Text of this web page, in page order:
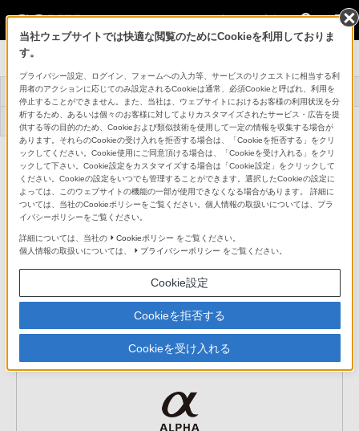
法人のお客様
[法人向け] カメラ
トップ おすすめ商品 導入事例 選べるサポート
お役立ち情報 お問い合わせ
当社ウェブサイトでは快適な閲覧のためにCookieを利用しておりま
す。
プライバシー設定、ログイン、フォームへの入力等、サービスのリクエストに相当する利
用者のアクションに応じてのみ設定されるCookieは通常、必須Cookieと呼ばれ、利用を
停止することができません。また、当社は、ウェブサイトにおけるお客様の利用状況を分
析するため、あるいは個々のお客様に対してよりカスタマイズされたサービス・広告を提
供する等の目的のため、Cookieおよび類似技術を使用して一定の情報を収集する場合が
あります。それらのCookieの受け入れを拒否する場合は、「Cookieを拒否する」をクリ
ックしてください。Cookie使用にご同意頂ける場合は、「Cookieを受け入れる」をクリ
ックして下さい。Cookie設定をカスタマイズする場合は「Cookie設定」をクリックして
ください。Cookieの設定をいつでも管理することができます。選択したCookieの設定に
よっては、このウェブサイトの機能の一部が使用できなくなる場合があります。 詳細に
ついては、当社のCookieポリシーをご覧ください。個人情報の取扱いについては、プラ
イバシーポリシーをご覧ください。
詳細については、当社の Cookieポリシー をご覧ください。
個人情報の取扱いについては、
プライバシーポリシー をご覧ください。
Cookie設定
Cookieを拒否する
Cookieを受け入れる